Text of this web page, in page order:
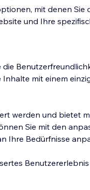
mit denen Sie
und Ihre
mit einem
werden und bietet
Sie mit den
Ihre Bedürfnisse